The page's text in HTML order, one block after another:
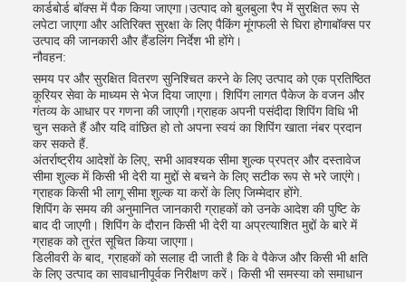
कार्डबोर्ड बॉक्स में पैक किया जाएगा।उत्पाद को बुलबुला रैप में सुरक्षित रूप से
लपेटा जाएगा और अतिरिक्त सुरक्षा के लिए पैकिंग मूंगफली से घिरा होगाबॉक्स पर
उत्पाद की जानकारी और हैंडलिंग निर्देश भी होंगे।
नौवहन:
समय पर और सुरक्षित वितरण सुनिश्चित करने के लिए उत्पाद को एक प्रतिष्ठित
कूरियर सेवा के माध्यम से भेज दिया जाएगा। शिपिंग लागत पैकेज के वजन और
गंतव्य के आधार पर गणना की जाएगी।ग्राहक अपनी पसंदीदा शिपिंग विधि भी
चुन सकते हैं और यदि वांछित हो तो अपना स्वयं का शिपिंग खाता नंबर प्रदान
कर सकते हैं.
अंतर्राष्ट्रीय आदेशों के लिए, सभी आवश्यक सीमा शुल्क प्रपत्र और दस्तावेज
सीमा शुल्क में किसी भी देरी या मुद्दों से बचने के लिए सटीक रूप से भरे जाएंगे।
ग्राहक किसी भी लागू सीमा शुल्क या करों के लिए जिम्मेदार होंगे.
शिपिंग के समय की अनुमानित जानकारी ग्राहकों को उनके आदेश की पुष्टि के
बाद दी जाएगी। शिपिंग के दौरान किसी भी देरी या अप्रत्याशित मुद्दों के बारे में
ग्राहक को तुरंत सूचित किया जाएगा।
डिलीवरी के बाद, ग्राहकों को सलाह दी जाती है कि वे पैकेज और किसी भी क्षति
के लिए उत्पाद का सावधानीपूर्वक निरीक्षण करें। किसी भी समस्या को समाधान